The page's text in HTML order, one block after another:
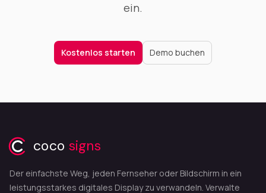
ein.
Kostenlos starten Demo buchen
coco signs
Der einfachste Weg, jeden Fernseher oder Bildschirm in ein
leistungsstarkes digitales Display zu verwandeln. Verwalte